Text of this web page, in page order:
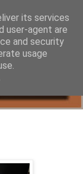
its services
user-agent are
and security
usage